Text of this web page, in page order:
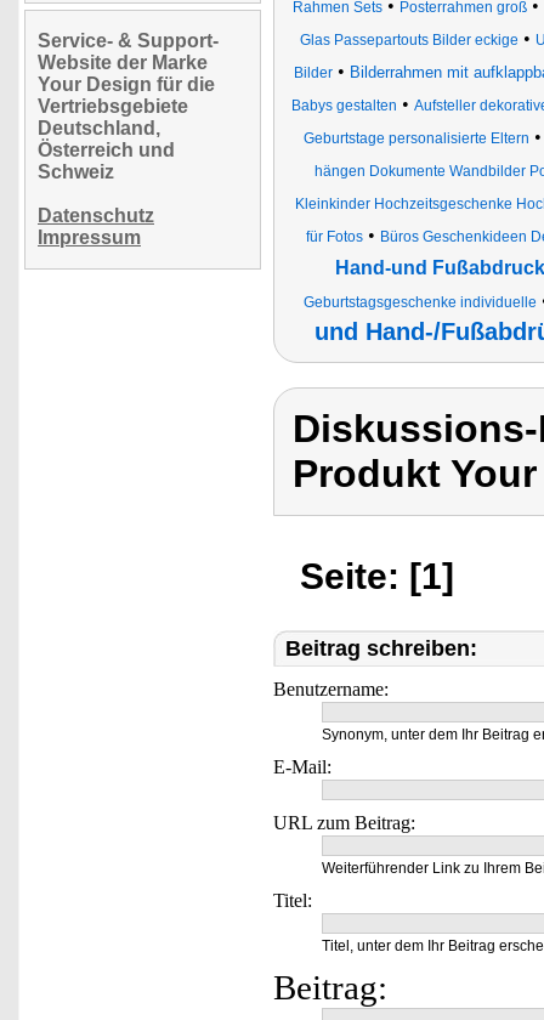
Service- & Support-
Website der Marke
Your Design für die
Vertriebsgebiete
Deutschland,
Österreich und
Schweiz
Datenschutz
Impressum
Rahmen Sets• Posterrahmen groß•
Glas Passepartouts Bilder eckige •
Bilder • Bilderrahmen mit
Babys gestalten • Aufsteller
Geburtstage personalisierte Eltern
hängen Dokumente Wandbilder
Kleinkinder Hochzeitsgeschenke
für Fotos • Büros Geschenkideen
Hand-und
Geburtstagsgeschenke individuelle
und Hand-/
Produkt
Seite: [1]
Beitrag schreiben:
Benutzername:
Synonym, unter dem Ihr Beitrag
E-Mail:
URL zum Beitrag:
Weiterführender Link zu Ihrem
Titel:
Titel, unter dem Ihr Beitrag
Beitrag: